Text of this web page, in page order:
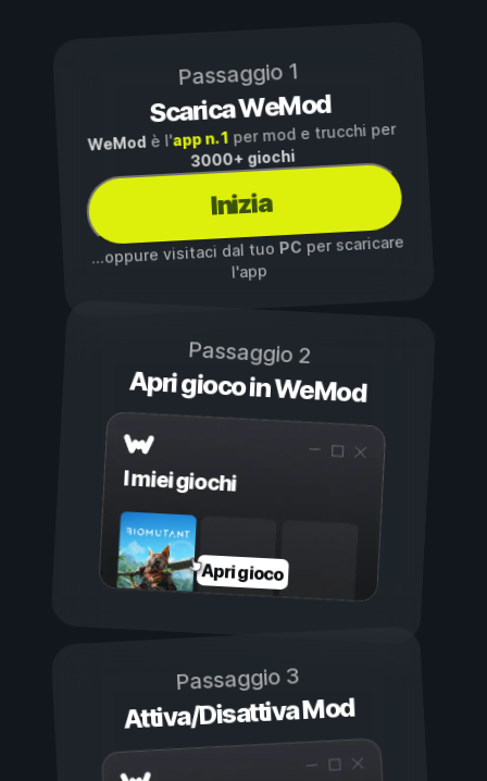
Passaggio 1
Scarica WeMod
WeMod è l'app n. 1per mod e trucchi per
3000+ giochi
Inizia
...oppure visitaci dal tuoPC per scaricare
l'app
Passaggio 2
Apri gioco in WeMod
I miei giochi
Apri gioco
Passaggio 3
Attiva/Disattiva Mod